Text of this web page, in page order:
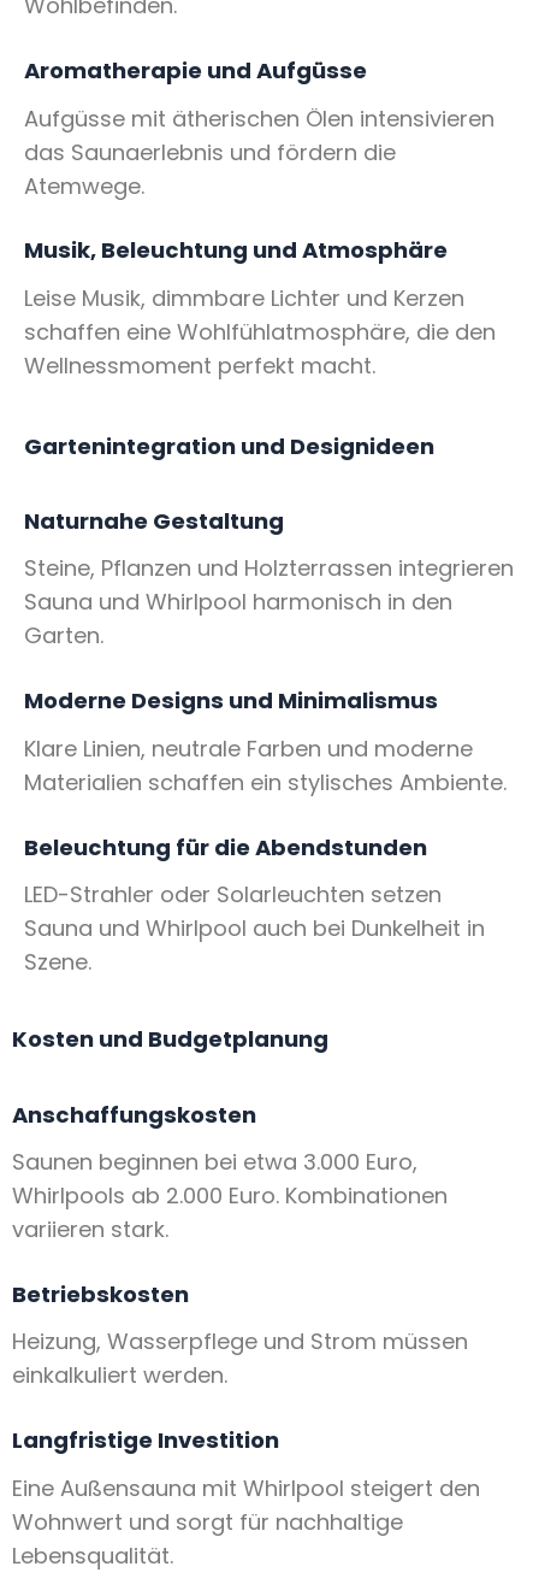
Aromatherapie und Aufgüsse
Aufgüsse mit ätherischen Ölen intensivieren
das Saunaerlebnis und fördern die
Atemwege.
Musik, Beleuchtung und Atmosphäre
Leise Musik, dimmbare Lichter und Kerzen
schaffen eine Wohlfühlatmosphäre, die den
Wellnessmoment perfekt macht.
Gartenintegration und Designideen
Naturnahe Gestaltung
Steine, Pflanzen und Holzterrassen integrieren
Sauna und Whirlpool harmonisch in den
Garten.
Moderne Designs und Minimalismus
Klare Linien, neutrale Farben und moderne
Materialien schaffen ein stylisches Ambiente.
Beleuchtung für die Abendstunden
LED-Strahler oder Solarleuchten setzen
Sauna und Whirlpool auch bei Dunkelheit in
Szene.
Kosten und Budgetplanung
Anschaffungskosten
Saunen beginnen bei etwa 3.000 Euro,
Whirlpools ab 2.000 Euro. Kombinationen
variieren stark.
Betriebskosten
Heizung, Wasserpflege und Strom müssen
einkalkuliert werden.
Langfristige Investition
Eine Außensauna mit Whirlpool steigert den
Wohnwert und sorgt für nachhaltige
Lebensqualität.